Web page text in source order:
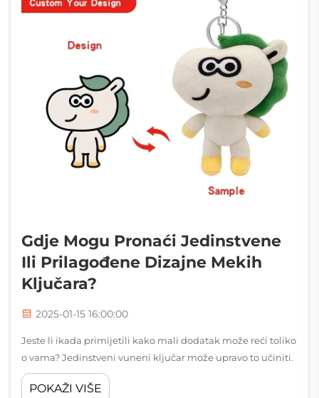
Gdje Mogu Pronaći Jedinstvene
Ili Prilagođene Dizajne Mekih
Ključara?
2025-01-15 16:00:00
Jeste li ikada primijetili kako mali dodatak može reći toliko
o vama? Jedinstveni vuneni ključar može upravo to učiniti.
On nije samo sladak – to je način da pokažete svoj stil ili
čak promovirate svoj brend. Odabir s kreativnim
POKAŽI VIŠE